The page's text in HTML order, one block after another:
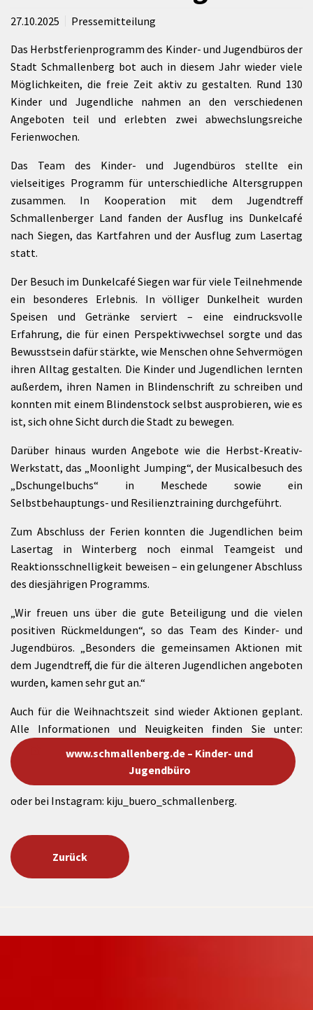
27.10.2025
Pressemitteilung
Das Herbstferienprogramm des Kinder- und Jugendbüros der
Stadt Schmallenberg bot auch in diesem Jahr wieder viele
Möglichkeiten, die freie Zeit aktiv zu gestalten. Rund 130
Kinder und Jugendliche nahmen an den verschiedenen
Angeboten teil und erlebten zwei abwechslungsreiche
Ferienwochen.
Das Team des Kinder- und Jugendbüros stellte ein
vielseitiges Programm für unterschiedliche Altersgruppen
zusammen. In Kooperation mit dem Jugendtreff
Schmallenberger Land fanden der Ausflug ins Dunkelcafé
nach Siegen, das Kartfahren und der Ausflug zum Lasertag
statt.
Der Besuch im Dunkelcafé Siegen war für viele Teilnehmende
ein besonderes Erlebnis. In völliger Dunkelheit wurden
Speisen und Getränke serviert – eine eindrucksvolle
Erfahrung, die für einen Perspektivwechsel sorgte und das
Bewusstsein dafür stärkte, wie Menschen ohne Sehvermögen
ihren Alltag gestalten. Die Kinder und Jugendlichen lernten
außerdem, ihren Namen in Blindenschrift zu schreiben und
konnten mit einem Blindenstock selbst ausprobieren, wie es
ist, sich ohne Sicht durch die Stadt zu bewegen.
Darüber hinaus wurden Angebote wie die Herbst-Kreativ-
Werkstatt, das „Moonlight Jumping“, der Musicalbesuch des
„Dschungelbuchs“ in Meschede sowie ein
Selbstbehauptungs- und Resilienztraining durchgeführt.
Zum Abschluss der Ferien konnten die Jugendlichen beim
Lasertag in Winterberg noch einmal Teamgeist und
Reaktionsschnelligkeit beweisen – ein gelungener Abschluss
des diesjährigen Programms.
„Wir freuen uns über die gute Beteiligung und die vielen
positiven Rückmeldungen“, so das Team des Kinder- und
Jugendbüros. „Besonders die gemeinsamen Aktionen mit
dem Jugendtreff, die für die älteren Jugendlichen angeboten
wurden, kamen sehr gut an.“
Auch für die Weihnachtszeit sind wieder Aktionen geplant.
Alle Informationen und Neuigkeiten finden Sie unter:
www.schmallenberg.de – Kinder- und
Jugendbüro
oder bei Instagram: kiju_buero_schmallenberg.
Zurück